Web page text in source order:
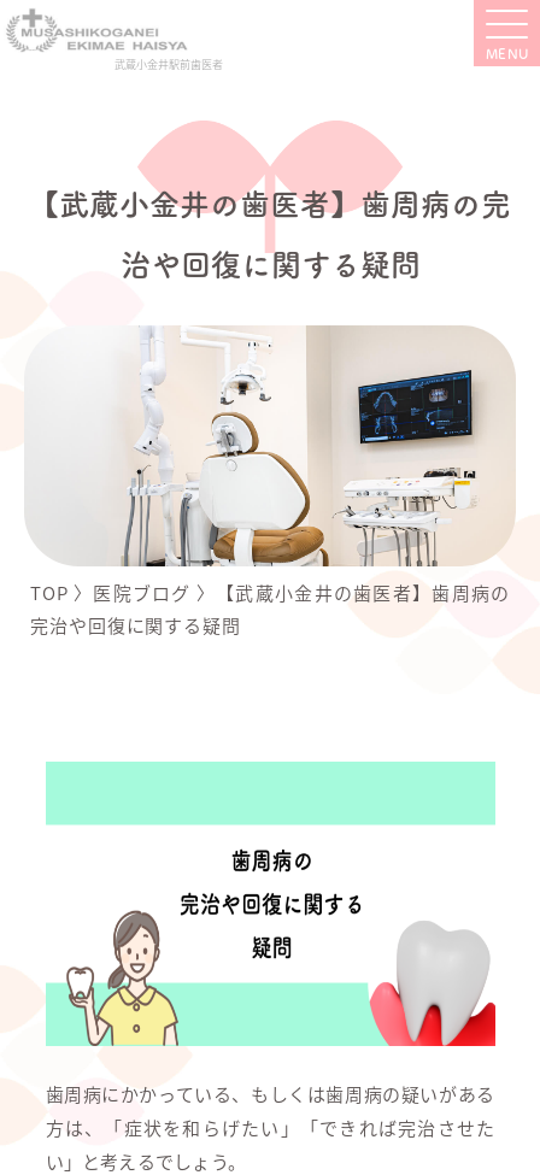
武蔵小金井駅前歯医者
【武蔵小金井の歯医者】歯周病の完
治や回復に関する疑問
TOP 〉 医院ブログ 〉
【武蔵小金井の歯医者】歯周病の
完治や回復に関する疑問
歯周病にかかっている、もしくは歯周病の疑いがある
方は、「症状を和らげたい」「できれば完治させた
い」と考えるでしょう。